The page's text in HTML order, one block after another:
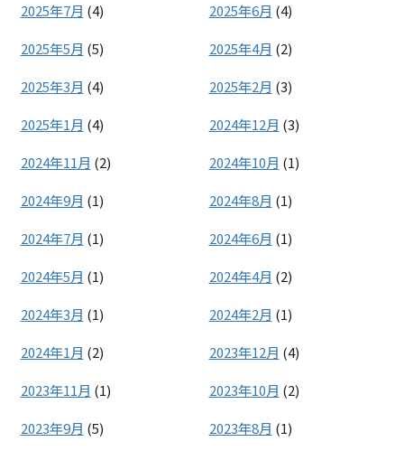
2025年7月 (4) 2025年6月 (4)
2025年5月 (5) 2025年4月 (2)
2025年3月 (4) 2025年2月 (3)
2025年1月 (4) 2024年12月 (3)
2024年11月 (2) 2024年10月 (1)
2024年9月 (1) 2024年8月 (1)
2024年7月 (1) 2024年6月 (1)
2024年5月 (1) 2024年4月 (2)
2024年3月 (1) 2024年2月 (1)
2024年1月 (2) 2023年12月 (4)
2023年11月 (1) 2023年10月 (2)
2023年9月 (5) 2023年8月 (1)